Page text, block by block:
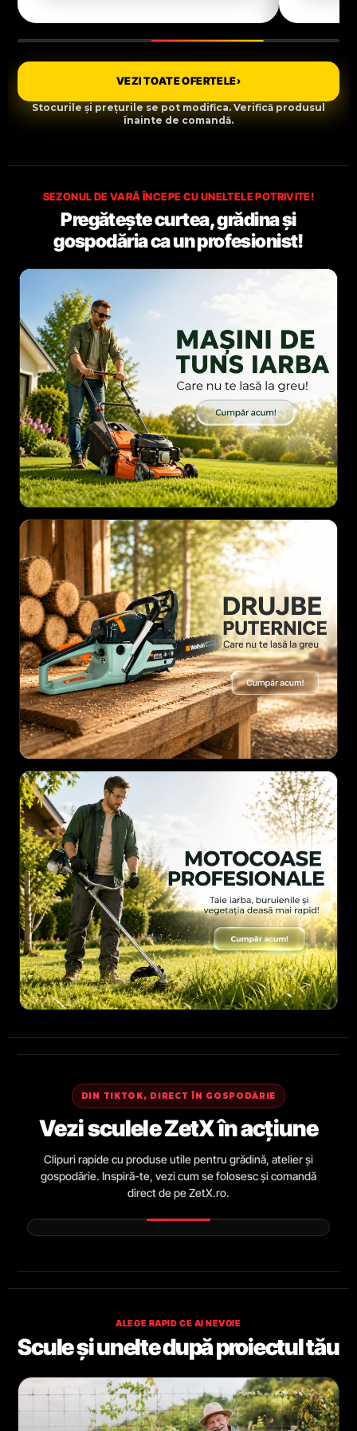
VEZI TOATE OFERTELE›
Stocurile și prețurile se pot modifica. Verifică produsul
înainte de comandă.
SEZONUL DE VARĂ ÎNCEPE CU UNELTELE POTRIVITE!
Pregătește curtea, grădina și
gospodăria ca un profesionist!
DIN TIKTOK, DIRECT ÎN GOSPODĂRIE
Vezi sculele ZetX în acțiune
Clipuri rapide cu produse utile pentru grădină, atelier și
gospodărie. Inspiră-te, vezi cum se folosesc și comandă
direct de pe ZetX.ro.
ALEGE RAPID CE AI NEVOIE
Scule și unelte după proiectul tău